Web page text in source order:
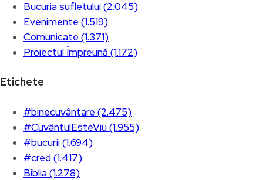
Bucuria sufletului (2.045)
Evenimente (1.519)
Comunicate (1.371)
Proiectul Împreună (1.172)
Etichete
#binecuvântare (2.475)
#CuvântulEsteViu (1.955)
#bucurii (1.694)
#cred (1.417)
Biblia (1.278)